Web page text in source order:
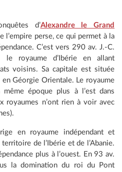
d’Alexandre le Grand
l’empire perse, ce qui permet à la
C’est vers 290 av. J.-C.
le royaume d’Ibérie en allant
voisins. Sa capitale est située
Géorgie Orientale. Le royaume
époque plus à l’est dans
royaumes n’ont rien à voir avec
en royaume indépendant et
de l’Ibérie et de l’Abanie.
plus à l’ouest. En 93 av.
la domination du roi du Pont